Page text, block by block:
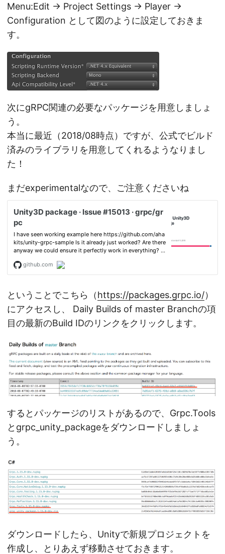
Menu:Edit -> Project Settings -> Player ->
Configuration として図のように設定しておきま
す。
次にgRPC関連の必要なパッケージを用意しましょ
う。
本当に最近（2018/08時点）ですが、公式でビルド
済みのライブラリを用意してくれるようなりまし
た！
まだexperimentalなので、ご注意くださいね
ということでこちら（https://packages.grpc.io/）
にアクセスし、 Daily Builds of master Branchの項
目の最新のBuild IDのリンクをクリックします。
するとパッケージのリストがあるので、Grpc.Tools
とgrpc_unity_packageをダウンロードしましょ
う。
ダウンロードしたら、Unityで新規プロジェクトを
作成し、とりあえず移動させておきます。